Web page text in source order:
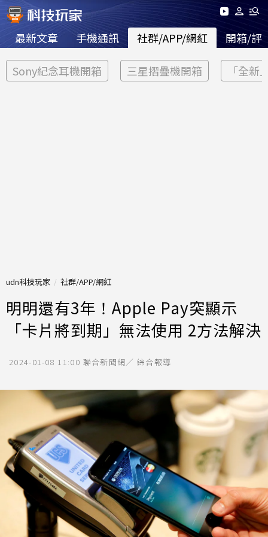
最新文章 手機通訊 社群/APP/網紅 開箱/評
Sony紀念耳機開箱 三星摺疊機開箱 「全新
udn科技玩家 社群/APP/網紅
明明還有3年！Apple Pay突顯示
「卡片將到期」無法使用 2方法解決
2024-01-08 11:00 聯合新聞網／ 綜合報導